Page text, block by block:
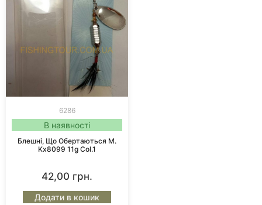
6286
В наявності
Блешні, Що Обертаються M.
Kx8099 11g Col.1
42,00 грн.
Додати в кошик